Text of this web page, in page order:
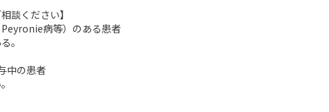
談ください】
病等）のある患者
。
中の患者